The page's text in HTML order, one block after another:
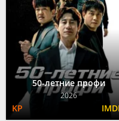
50-летние профи
2026